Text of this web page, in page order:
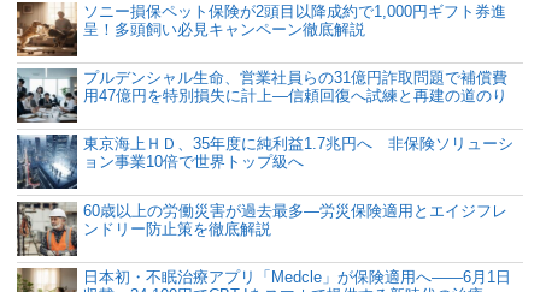
ソニー損保ペット保険が2頭目以降成約で1,000円ギフト券進
呈！多頭飼い必見キャンペーン徹底解説
プルデンシャル生命、営業社員らの31億円詐取問題で補償費
用47億円を特別損失に計上―信頼回復へ試練と再建の道のり
東京海上ＨＤ、35年度に純利益1.7兆円へ 非保険ソリューシ
ョン事業10倍で世界トップ級へ
60歳以上の労働災害が過去最多―労災保険適用とエイジフレ
ンドリー防止策を徹底解説
日本初・不眠治療アプリ「Medcle」が保険適用へ――6月1日